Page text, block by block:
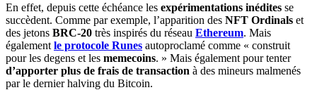
En effet, depuis cette échéance les expérimentations inédites se
succèdent. Comme par exemple, l’apparition des NFT Ordinals et
des jetons BRC-20 très inspirés du réseau Ethereum. Mais
également le protocole Runes autoproclamé comme « construit
pour les degens et les memecoins. » Mais également pour tenter
d’apporter plus de frais de transaction à des mineurs malmenés
par le dernier halving du Bitcoin.